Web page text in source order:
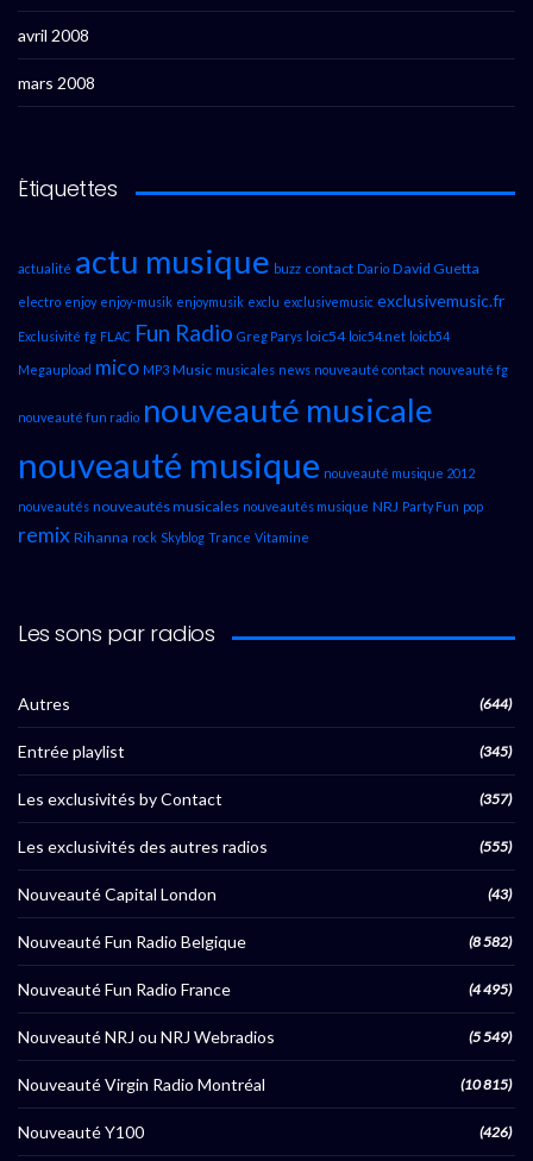
avril 2008
mars 2008
Étiquettes
actualité actu musique buzz contact Dario David Guetta
electro enjoy enjoy-musik enjoymusik exclu exclusivemusic exclusivemusic.fr
Exclusivité fg FLAC Fun Radio Greg Parys loic54 loic54.net loicb54
Megaupload mico MP3 Music musicales news nouveauté contact nouveauté fg
nouveauté fun radio nouveauté musicale
nouveauté musique nouveauté musique 2012
nouveautés nouveautés musicales nouveautés musique NRJ Party Fun pop
remix Rihanna rock Skyblog Trance Vitamine
Les sons par radios
Autres (644)
Entrée playlist (345)
Les exclusivités by Contact (357)
Les exclusivités des autres radios (555)
Nouveauté Capital London (43)
Nouveauté Fun Radio Belgique (8 582)
Nouveauté Fun Radio France (4 495)
Nouveauté NRJ ou NRJ Webradios (5 549)
Nouveauté Virgin Radio Montréal (10 815)
Nouveauté Y100 (426)